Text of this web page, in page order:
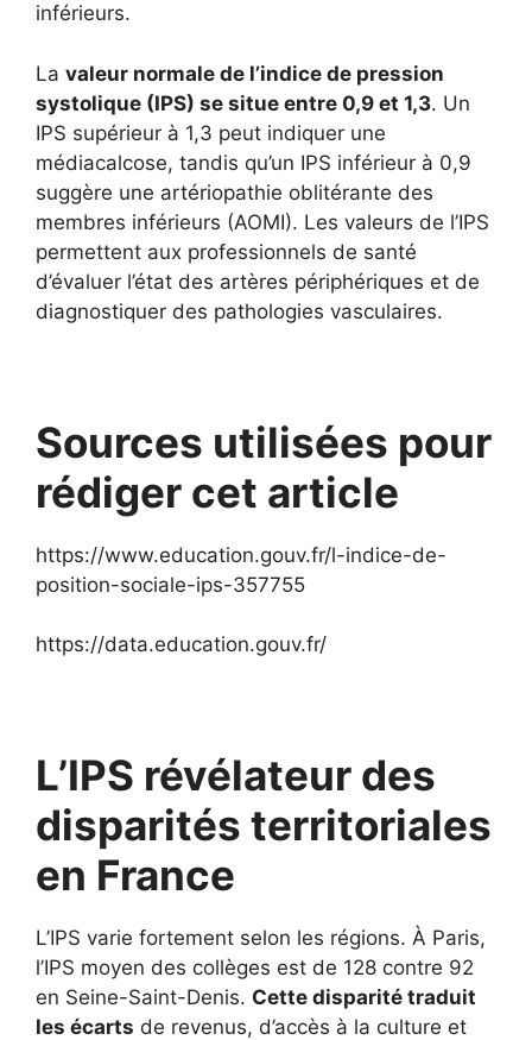
inférieurs.
La valeur normale de l’indice de pression
systolique (IPS) se situe entre 0,9 et 1,3. Un
IPS supérieur à 1,3 peut indiquer une
médiacalcose, tandis qu’un IPS inférieur à 0,9
suggère une artériopathie oblitérante des
membres inférieurs (AOMI). Les valeurs de l’IPS
permettent aux professionnels de santé
d’évaluer l’état des artères périphériques et de
diagnostiquer des pathologies vasculaires.
Sources utilisées pour
rédiger cet article
https://www.education.gouv.fr/l-indice-de-
position-sociale-ips-357755
https://data.education.gouv.fr/
L’IPS révélateur des
disparités territoriales
en France
L’IPS varie fortement selon les régions. À Paris,
l’IPS moyen des collèges est de 128 contre 92
en Seine-Saint-Denis. Cette disparité traduit
les écarts de revenus, d’accès à la culture et